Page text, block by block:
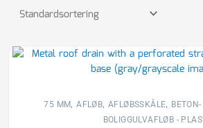
75 MM,AFLØB, AFLØBSSKÅLE,
BOLIGGULVAFLØB -